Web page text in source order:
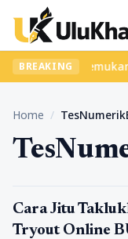
BREAKING
ribet? Temukan
Home /
Pendidikan
Cara Jitu
Tryout Online